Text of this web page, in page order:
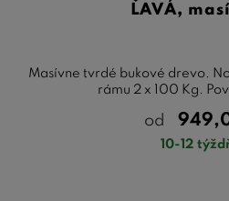
ĽAVÁ,
Masívne tvrdé bukové drevo.
rámu 2 x 100 Kg.
od
10-12